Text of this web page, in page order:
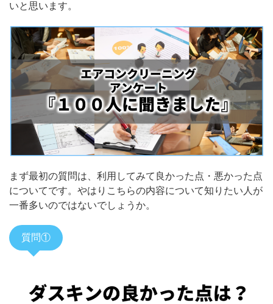
いと思います。
まず最初の質問は、利用してみて良かった点・悪かった点
についてです。やはりこちらの内容について知りたい人が
一番多いのではないでしょうか。
質問①